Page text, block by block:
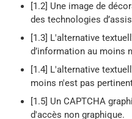
[1.2] Une image de
des technologies
[1.3] L'alternative
d’information au moins
[1.4] L'alternative
moins n'est pas
[1.5] Un CAPTCHA
d'accès non graphique.